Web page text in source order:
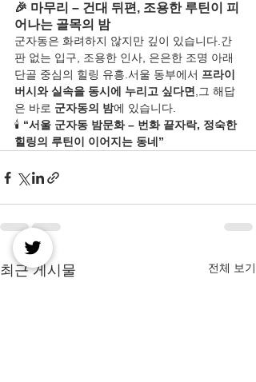
🎉 마무리 – 건대 뒤편, 조용한 루틴이 피
어나는 골목의 밤
군자동은 화려하지 않지만 깊이 있습니다.간
판 없는 입구, 조용한 인사, 은은한 조명 아래
단골 중심의 힐링 유흥.서울 동부에서 프라이
버시와 실속을 동시에 누리고 싶다면,그 해답
은 바로 군자동의 밤에 있습니다.
🕯️ “서울 군자동 밤문화 – 번화 끝자락, 정숙한
힐링의 루틴이 이어지는 동네”
최근 게시물 전체 보기